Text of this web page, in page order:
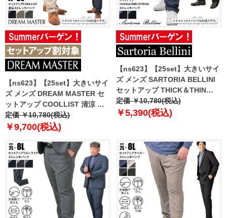
【ns623】【25set】大きいサイ
ズ メンズ DREAM MASTER セ
ットアップ COOLLIST 清涼 ス
トレッチ パンツ 軽量 ウォッシャ
ブル スマリラ azs25233-sp
定価 ￥10,780(税込)
￥9,700(税込)
【ns623】【25set】大きいサイ
ズ メンズ SARTORIA BELLINI
セットアップ THICK＆THIN
SPRING ストレッチ パンツ 軽量
ウォッシャブル スマリラ
定価 ￥10,780(税込)
￥5,390(税込)